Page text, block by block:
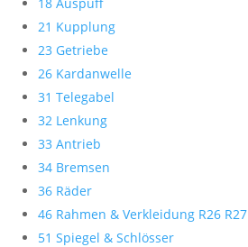
21 Kupplung
23 Getriebe
26 Kardanwelle
31 Telegabel
32 Lenkung
33 Antrieb
34 Bremsen
36 Räder
46 Rahmen & Verkleidung R26 R27
51 Spiegel & Schlösser